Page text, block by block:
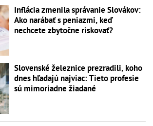
Inflácia zmenila správanie Slovákov:
Ako narábať s peniazmi, keď
nechcete zbytočne riskovať?
Slovenské železnice prezradili, koho
dnes hľadajú najviac: Tieto profesie
sú mimoriadne žiadané